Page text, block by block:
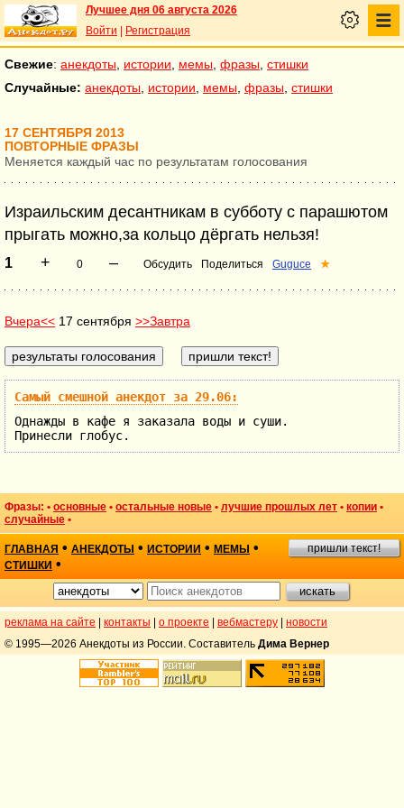
Лучшее дня 06 августа 2026
Войти
Регистрация
Свежие: анекдоты истории мемы фразы стишки
Случайные: анекдоты истории мемы фразы стишки
17 СЕНТЯБРЯ 2013
ПОВТОРНЫЕ ФРАЗЫ
Меняется каждый час по результатам голосования
Израильским десантникам в субботу с парашютом
прыгать можно,за кольцо дёргать нельзя!
1 + 0 – Обсудить Поделиться Guguce ★
Вчера<< 17 сентября >>Завтра
Самый смешной анекдот за 29.06:
Однажды в кафе я заказала воды и суши.
Принесли глобус.
Фразы: • основные • остальные новые • лучшие прошлых лет • копии •
случайные •
ГЛАВНАЯ • АНЕКДОТЫ • ИСТОРИИ • МЕМЫ •
СТИШКИ •
пришли текст!
реклама на сайте контакты о проекте вебмастеру
новости
© 1995—2026 Анекдоты из России. Составитель Дима Вернер